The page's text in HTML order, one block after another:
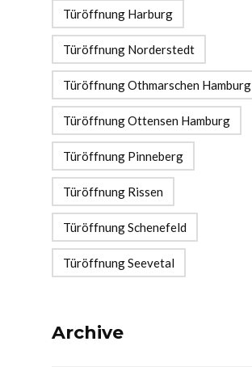
Türöffnung Harburg
Türöffnung Norderstedt
Türöffnung Othmarschen Hamburg
Türöffnung Ottensen Hamburg
Türöffnung Pinneberg
Türöffnung Rissen
Türöffnung Schenefeld
Türöffnung Seevetal
Archive